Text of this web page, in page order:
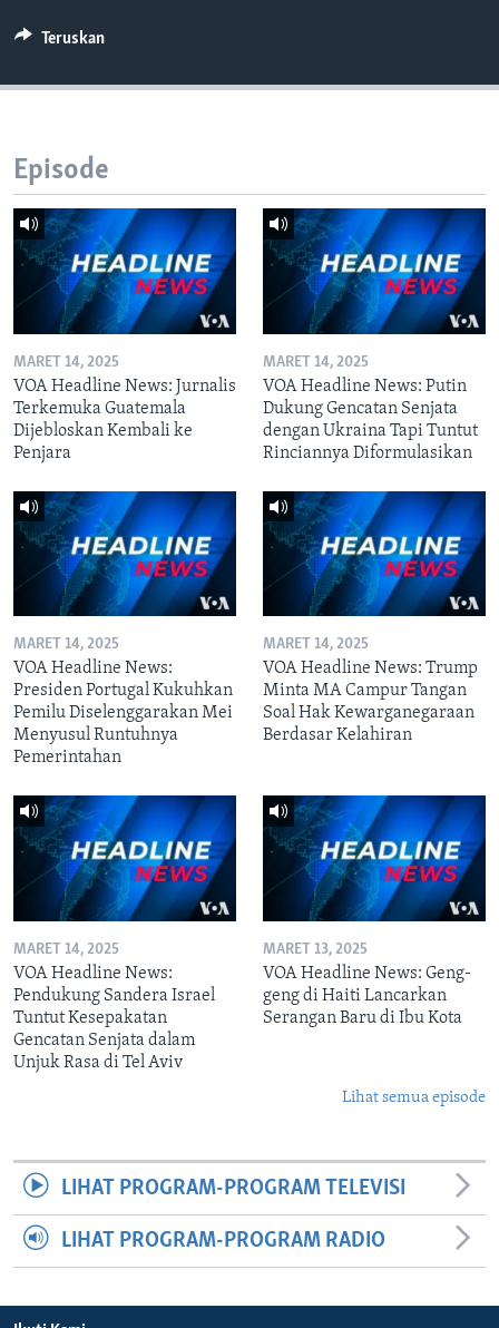
Teruskan
Episode
MARET 14, 2025
VOA Headline News: Jurnalis
Terkemuka Guatemala
Dijebloskan Kembali ke
Penjara
MARET 14, 2025
VOA Headline News: Putin
Dukung Gencatan Senjata
dengan Ukraina Tapi Tuntut
Rinciannya Diformulasikan
MARET 14, 2025
VOA Headline News:
Presiden Portugal Kukuhkan
Pemilu Diselenggarakan Mei
Menyusul Runtuhnya
Pemerintahan
MARET 14, 2025
VOA Headline News: Trump
Minta MA Campur Tangan
Soal Hak Kewarganegaraan
Berdasar Kelahiran
MARET 14, 2025
VOA Headline News:
Pendukung Sandera Israel
Tuntut Kesepakatan
Gencatan Senjata dalam
Unjuk Rasa di Tel Aviv
MARET 13, 2025
VOA Headline News: Geng-
geng di Haiti Lancarkan
Serangan Baru di Ibu Kota
Lihat semua episode
LIHAT PROGRAM-PROGRAM TELEVISI
LIHAT PROGRAM-PROGRAM RADIO